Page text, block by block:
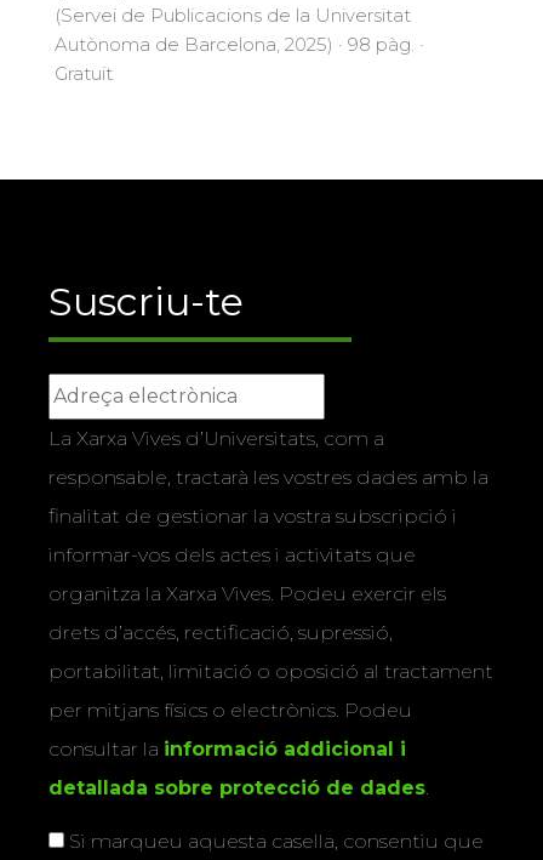
(Servei de Publicacions de la Universitat
Autònoma de Barcelona, 2025) · 98 pàg. ·
Gratuït
Suscriu-te
La Xarxa Vives d’Universitats, com a
responsable, tractarà les vostres dades amb la
finalitat de gestionar la vostra subscripció i
informar-vos dels actes i activitats que
organitza la Xarxa Vives. Podeu exercir els
drets d’accés, rectificació, supressió,
portabilitat, limitació o oposició al tractament
per mitjans físics o electrònics. Podeu
consultar la informació addicional i
detallada sobre protecció de dades.
Si marqueu aquesta casella, consentiu que